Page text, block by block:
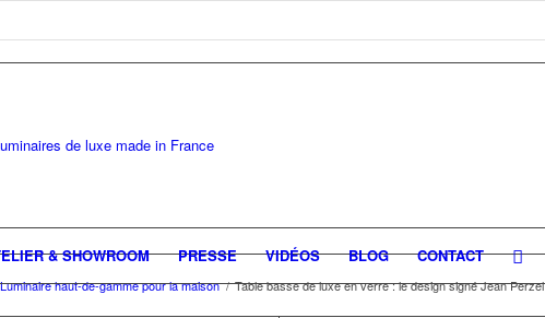
& SHOWROOM PRESSE VIDÉOS BLOG CONTACT
Luminaire haut-de-gamme pour la maison / Table basse de luxe en verre : le design signé Jean Perzel